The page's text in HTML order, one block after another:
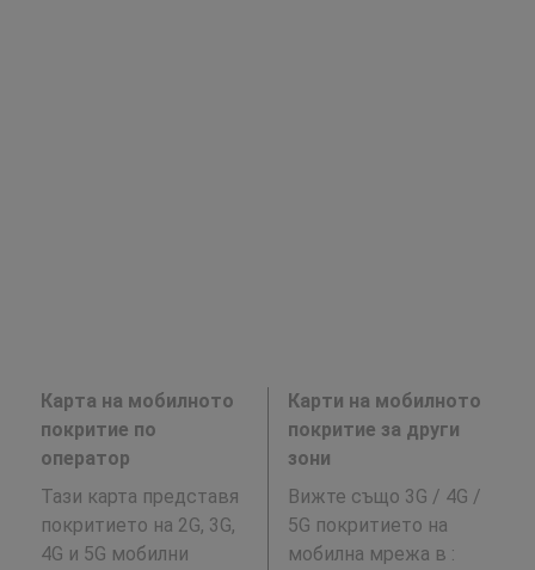
Карта на мобилното
покритие по
оператор
Тази карта представя
покритието на 2G, 3G,
4G и 5G мобилни
Карти на мобилното
покритие за други
зони
Вижте също 3G / 4G /
5G покритието на
мобилна мрежа в :